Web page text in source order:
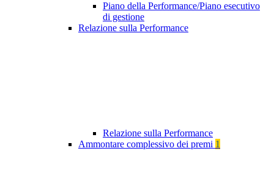
Piano della Performance/Piano esecutivo
di gestione
Relazione sulla Performance
Relazione sulla Performance
Ammontare complessivo dei premi 1